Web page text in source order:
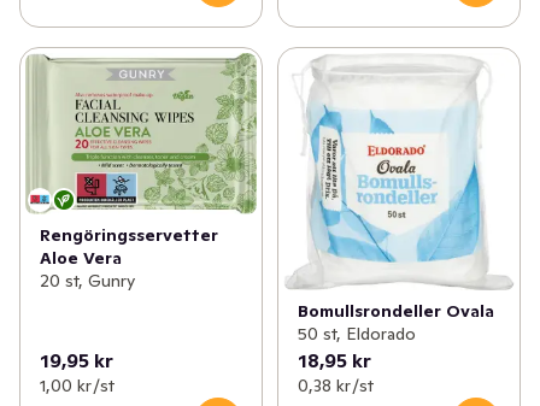
Rengöringsservetter
Aloe Vera
20 st, Gunry
19,95 kr
1,00 kr /st
Bomullsrondeller Ovala
50 st, Eldorado
18,95 kr
0,38 kr /st